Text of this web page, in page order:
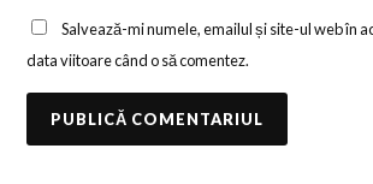
Salvează-mi numele, emailul și site-ul web în
data viitoare când o să comentez.